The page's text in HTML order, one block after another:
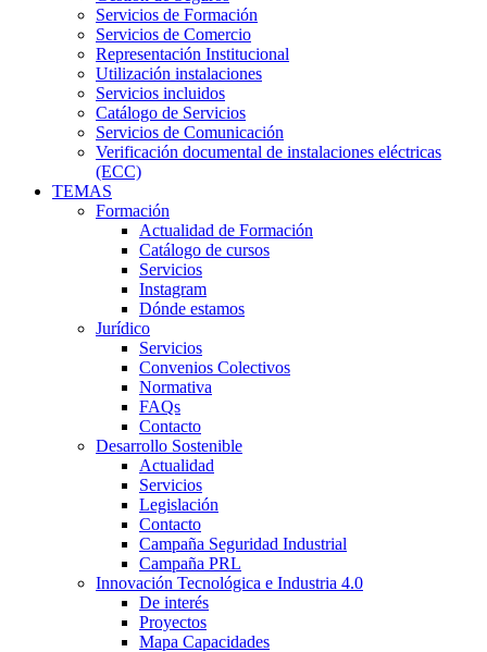
Servicios de Formación
Servicios de Comercio
Representación Institucional
Utilización instalaciones
Servicios incluidos
Catálogo de Servicios
Servicios de Comunicación
Verificación documental de instalaciones eléctricas
(ECC)
TEMAS
Formación
Actualidad de Formación
Catálogo de cursos
Servicios
Instagram
Dónde estamos
Jurídico
Servicios
Convenios Colectivos
Normativa
FAQs
Contacto
Desarrollo Sostenible
Actualidad
Servicios
Legislación
Contacto
Campaña Seguridad Industrial
Campaña PRL
Innovación Tecnológica e Industria 4.0
De interés
Proyectos
Mapa Capacidades